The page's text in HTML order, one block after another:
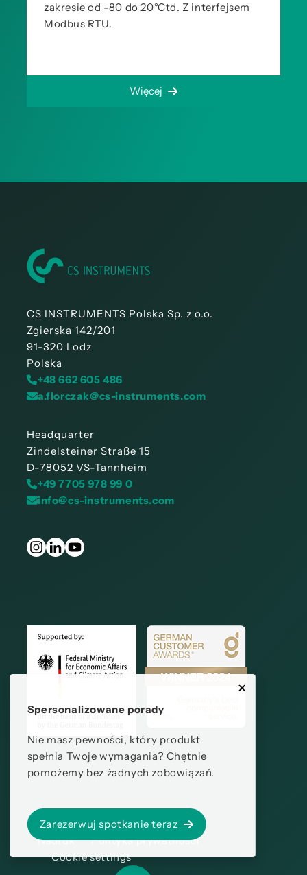
zakresie od -80 do 20°Ctd. Z interfejsem
Modbus RTU.
Więcej
Spersonalizowane porady
Nie masz pewności, który produkt
spełnia Twoje wymagania? Chętnie
pomożemy bez żadnych zobowiązań.
Zarezerwuj spotkanie teraz
CS INSTRUMENTS Polska Sp. z o.o.
Zgierska 142/201
91-320 Lodz
Polska
+48 662 605 486
a.florczak@cs-instruments.com
Headquarter
Zindelsteiner Straße 15
D-78052 VS-Tannheim
+49 7705 978 99 0
info@cs-instruments.com
Nadruk
Polityka prywatności
Cookie settings